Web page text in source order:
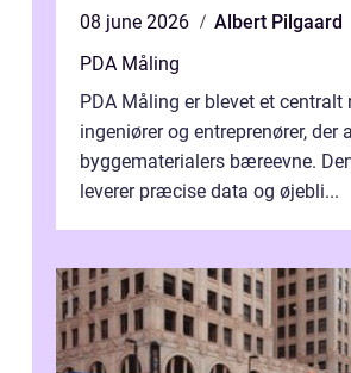
08 june 2026
Albert Pilgaard
PDA Måling
PDA Måling er blevet et centralt
ingeniører og entreprenører, der
byggematerialers bæreevne.
leverer præcise data og øjebli...